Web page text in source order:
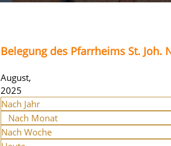
Belegung des Pfarrheims St. Joh.
August,
2025
Nach Jahr
Nach Monat
Nach Woche